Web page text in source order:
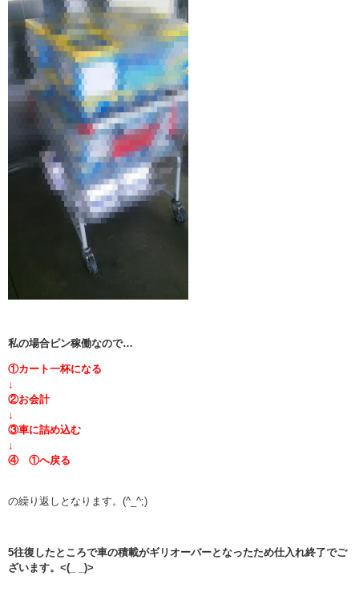
私の場合ピン稼働なので…
①カート一杯になる
↓
②お会計
↓
③車に詰め込む
↓
④ ①へ戻る
の繰り返しとなります。(^_^;)
5往復したところで車の積載がギリオーバーとなったため仕入れ終了でご
ざいます。<(_ _)>